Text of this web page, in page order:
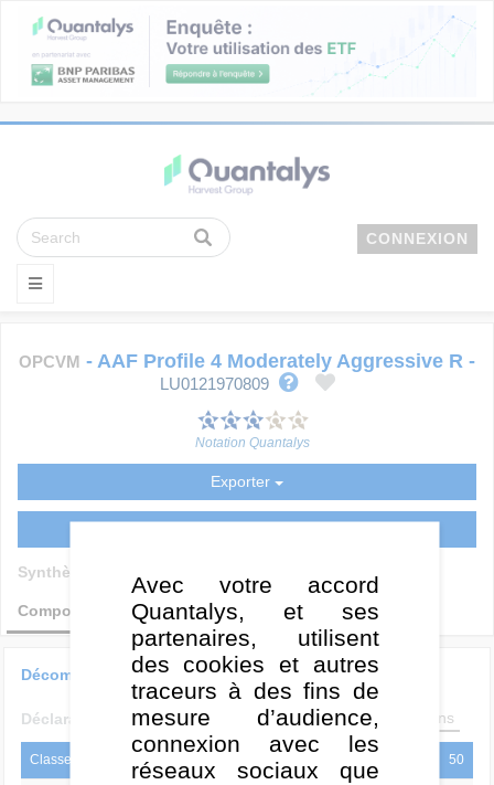
CONNEXION
OPCVM - AAF Profile 4 Moderately Aggressive R -
LU0121970809
Notation Quantalys
Exporter
Synthèse
Composition Investir Back Office
Décomposition moyenne
Déclaratif Statistiques 1 an 3 ans 5 ans
Classe d'actifs 50
Avec votre accord
Quantalys, et ses
partenaires, utilisent
des cookies et autres
traceurs à des fins de
mesure d’audience,
connexion avec les
réseaux sociaux que